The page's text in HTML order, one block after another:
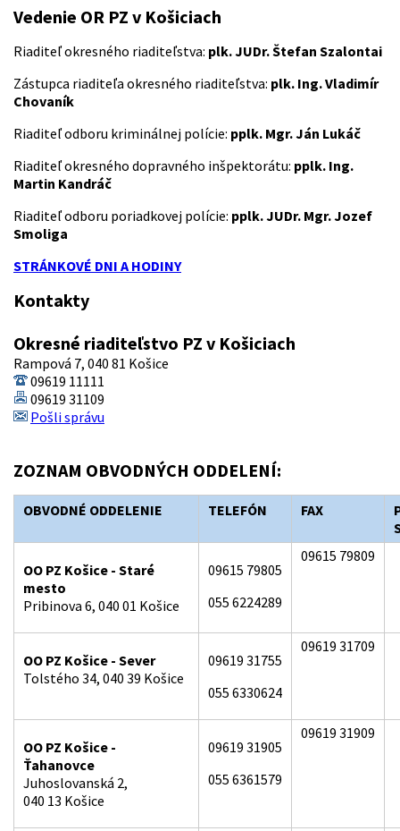
Vedenie OR PZ v Košiciach
Riaditeľ okresného riaditeľstva: plk. JUDr. Štefan Szalontai
Zástupca riaditeľa okresného riaditeľstva: plk. Ing. Vladimír
Chovaník
Riaditeľ odboru kriminálnej polície: pplk. Mgr. Ján Lukáč
Riaditeľ okresného dopravného inšpektorátu: pplk. Ing.
Martin Kandráč
Riaditeľ odboru poriadkovej polície: pplk. JUDr. Mgr. Jozef
Smoliga
STRÁNKOVÉ DNI A HODINY
Kontakty
Okresné riaditeľstvo PZ v Košiciach
Rampová 7, 040 81 Košice
09619 11111
09619 31109
Pošli správu
ZOZNAM OBVODNÝCH ODDELENÍ:
OBVODNÉ ODDELENIE TELEFÓN FAX
OO PZ Košice - Staré
mesto
Pribinova 6, 040 01 Košice
09615 79805
055 6224289
09615 79809
OO PZ Košice - Sever
Tolstého 34, 040 39 Košice
09619 31755
055 6330624
09619 31709
OO PZ Košice -
Ťahanovce
Juhoslovanská 2,
040 13 Košice
09619 31905
055 6361579
09619 31909